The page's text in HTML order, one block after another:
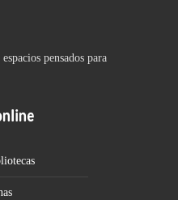
pensados para